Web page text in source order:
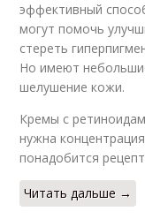
эффективный
могут помочь
стереть
Но имеют
шелушение кожи.
Кремы с
нужна
понадобится
Читать дальше →